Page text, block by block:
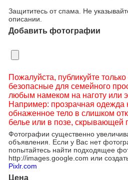
Защититесь от спама. Не
описании.
Добавить фотографии
Пожалуйста, публикуйте
безопасные для семейного
любым намеком на наготу или
Например: прозрачная одежда
обнаженное тело в слишком
белье или в позе, скрывающей
Фотографии существенно
объявления. Если у Вас нет
попытайтесь найти подходящее
http://images.google.com или
Pixlr.com
Цена